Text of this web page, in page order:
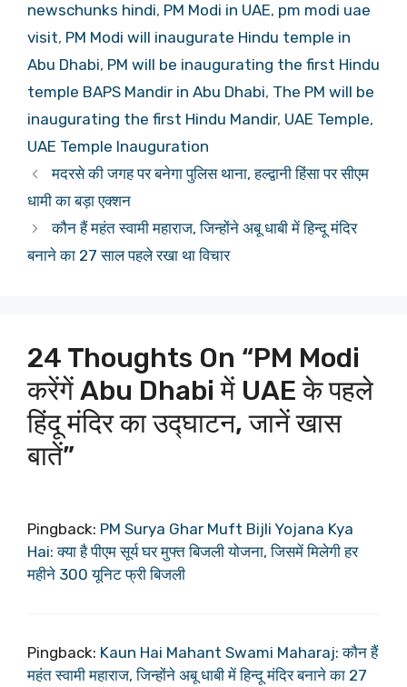
newschunks hindi, PM Modi in UAE, pm modi uae
visit, PM Modi will inaugurate Hindu temple in
Abu Dhabi, PM will be inaugurating the first Hindu
temple BAPS Mandir in Abu Dhabi, The PM will be
inaugurating the first Hindu Mandir, UAE Temple,
UAE Temple Inauguration
मदरसे की जगह पर बनेगा पुलिस थाना, हल्द्वानी हिंसा पर सीएम
धामी का बड़ा एक्शन
कौन हैं महंत स्वामी महाराज, जिन्होंने अबू धाबी में हिन्दू मंदिर
बनाने का 27 साल पहले रखा था विचार
24 Thoughts On “PM Modi
करेंगें Abu Dhabi में UAE के पहले
हिंदू मंदिर का उद्घाटन, जानें खास
बातें”
Pingback: PM Surya Ghar Muft Bijli Yojana Kya
Hai: क्या है पीएम सूर्य घर मुफ्त बिजली योजना, जिसमें मिलेगी हर
महीने 300 यूनिट फ्री बिजली
Pingback: Kaun Hai Mahant Swami Maharaj: कौन हैं
महंत स्वामी महाराज, जिन्होंने अबू धाबी में हिन्दू मंदिर बनाने का 27